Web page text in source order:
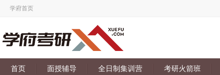
学府首页
首页 面授辅导 全日制集训营 考研火箭班